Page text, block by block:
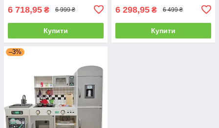
6 718,95 ₴ 6 999 ₴
Купити
6 298,95 ₴ 6 499 ₴
Купити
–3%